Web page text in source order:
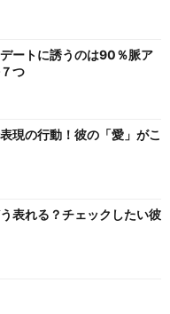
ートに誘うのは90％脈ア
つ
現の行動！彼の「愛」がこ
表れる？チェックしたい彼